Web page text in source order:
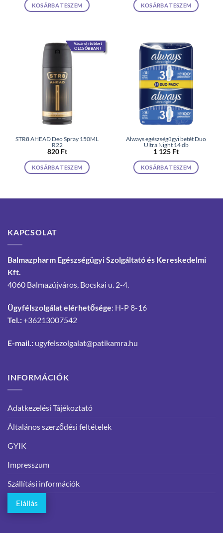
KOSÁRBA TESZEM KOSÁRBA TESZEM
Vásárolj többet
OLCSÓBBAN!
STR8 AHEAD Deo Spray 150ML
R22
820 Ft
KOSÁRBA TESZEM
Always egészségügyi betét Duo
Ultra Night 14 db
1 125 Ft
KOSÁRBA TESZEM
KAPCSOLAT
Balmazpharm Egészségügyi Szolgáltató és Kereskedelmi
Kft.
4060 Balmazújváros, Bocskai u. 2-4.
Ügyfélszolgálat elérhetősége: H-P 8-16
Tel.:+36213007542
E-mail.: ugyfelszolgalat@patikamra.hu
INFORMÁCIÓK
Adatkezelési Tájékoztató
Általános szerződési feltételek
GYIK
Impresszum
Szállítási információk
Elállás